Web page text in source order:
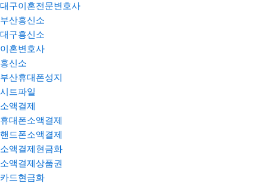
대구이혼전문변호사
부산흥신소
대구흥신소
이혼변호사
흥신소
부산휴대폰성지
시트파일
소액결제
휴대폰소액결제
핸드폰소액결제
소액결제현금화
소액결제상품권
카드현금화